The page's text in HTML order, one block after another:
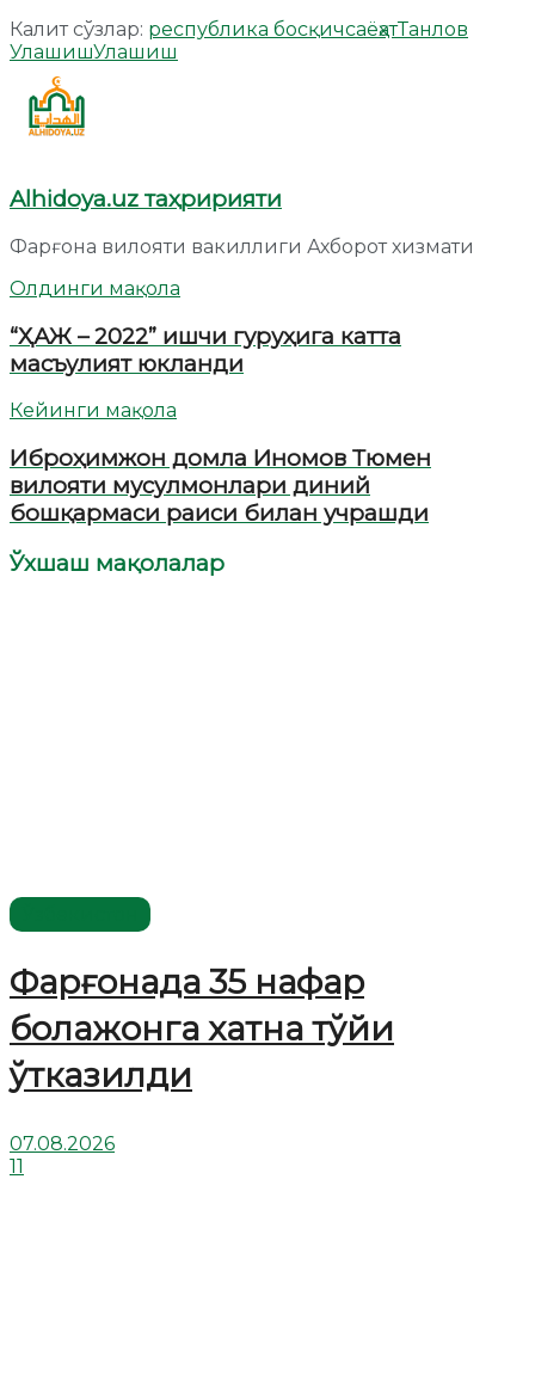
Калит сўзлар: республика босқичсаёҳатТанлов
УлашишУлашиш
Alhidoya.uz таҳририяти
Фарғона вилояти вакиллиги Ахборот хизмати
Олдинги мақола
“ҲАЖ – 2022” ишчи гуруҳига катта
масъулият юкланди
Кейинги мақола
Иброҳимжон домла Иномов Тюмен
вилояти мусулмонлари диний
бошқармаси раиси билан учрашди
Ўхшаш мақолалар
Фарғонада 35 нафар
болажонга хатна тўйи
ўтказилди
07.08.2026
11